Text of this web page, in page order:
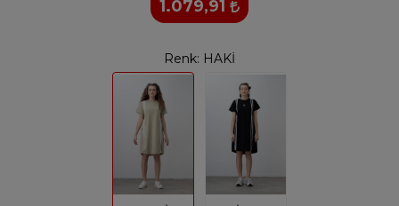
1.079,91
Renk: HAKİ